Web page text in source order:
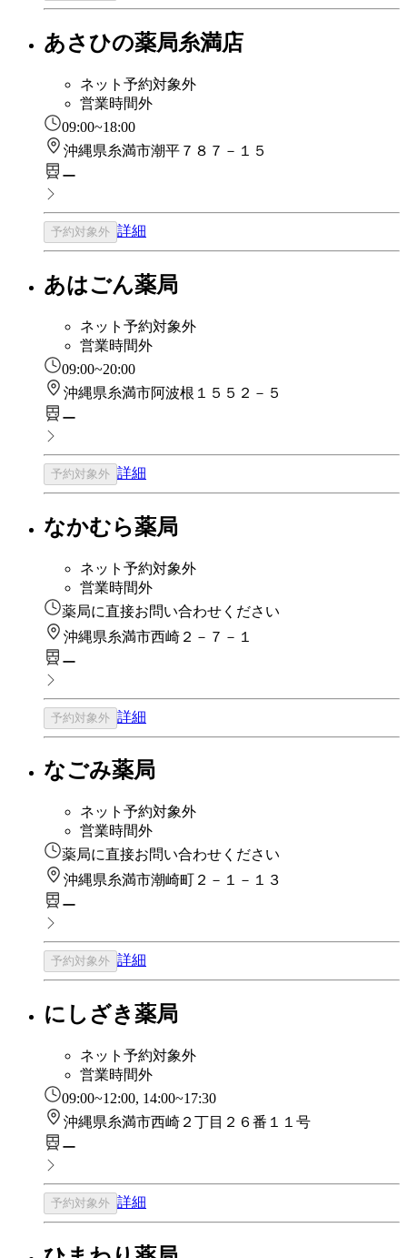
あさひの薬局糸満店
ネット予約対象外
営業時間外
09:00~18:00
沖縄県糸満市潮平７８７－１５
ー
予約対象外 詳細
あはごん薬局
ネット予約対象外
営業時間外
09:00~20:00
沖縄県糸満市阿波根１５５２－５
ー
予約対象外 詳細
なかむら薬局
ネット予約対象外
営業時間外
薬局に直接お問い合わせください
沖縄県糸満市西崎２－７－１
ー
予約対象外 詳細
なごみ薬局
ネット予約対象外
営業時間外
薬局に直接お問い合わせください
沖縄県糸満市潮崎町２－１－１３
ー
予約対象外 詳細
にしざき薬局
ネット予約対象外
営業時間外
09:00~12:00, 14:00~17:30
沖縄県糸満市西崎２丁目２６番１１号
ー
予約対象外 詳細